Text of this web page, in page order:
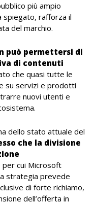
più ampio
spiegato, rafforza il
del marchio.
può permettersi di
di contenuti
che quasi tutte le
su servizi e prodotti
nuovi utenti e
dello stato attuale del
che la divisione
per cui Microsoft
strategia prevede
di forte richiamo,
dell’offerta in